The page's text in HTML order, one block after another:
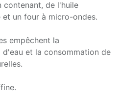
contenant, de l'huile
un four à micro-ondes.
empêchent la
et la consommation de